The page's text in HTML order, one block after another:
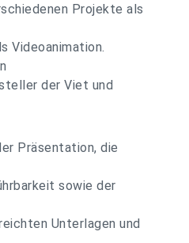
Projekte als
Videoanimation.
der Viet und
Präsentation, die
sowie der
Unterlagen und